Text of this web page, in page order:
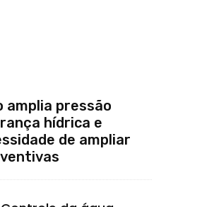
amplia pressão
hídrica e
de ampliar